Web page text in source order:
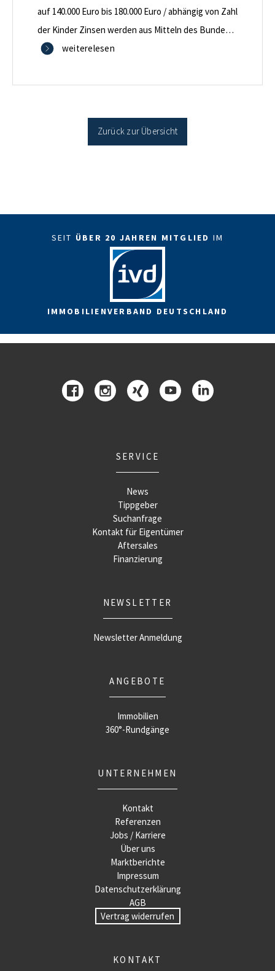
auf 140.000 Euro bis 180.000 Euro / abhängig von Zahl
der Kinder Zinsen werden aus Mitteln des Bundes
verbilligt: Heutiger Zins bei 0,53 Prozent effektiv bei
Antragstellende verpflichten sich zu energetischer
Sanierung in Einzelmaßnahmen […]
weiterelesen
Zurück zur Übersicht
SEIT ÜBER 20 JAHREN MITGLIED IM
IMMOBILIENVERBAND DEUTSCHLAND
SERVICE
News
Tippgeber
Suchanfrage
Kontakt für Eigentümer
Aftersales
Finanzierung
NEWSLETTER
Newsletter Anmeldung
ANGEBOTE
Immobilien
360°-Rundgänge
UNTERNEHMEN
Kontakt
Referenzen
Jobs / Karriere
Über uns
Marktberichte
Impressum
Datenschutzerklärung
AGB
Vertrag widerrufen
KONTAKT